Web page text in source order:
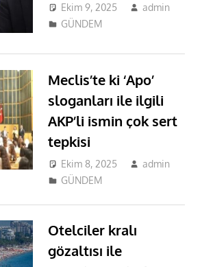
Ekim 9, 2025
admin
GÜNDEM
Meclis’te ki ‘Apo’
sloganları ile ilgili
AKP’li ismin çok sert
tepkisi
Ekim 8, 2025
admin
GÜNDEM
Otelciler kralı
gözaltısı ile